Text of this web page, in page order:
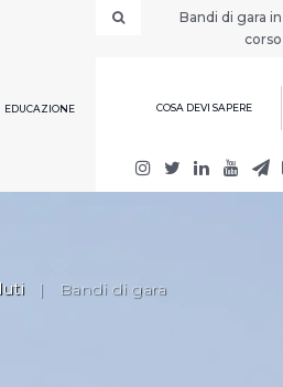
Bandi di gara in
corso
EDUCAZIONE COSA DEVI SAPERE
| Bandi di gara